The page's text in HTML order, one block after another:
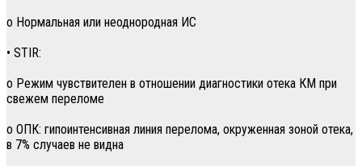
о Нормальная или неоднородная ИС
• STIR:
о Режим чувствителен в отношении диагностики отека КМ при
свежем переломе
о ОПК: гипоинтенсивная линия перелома, окруженная зоной отека,
в 7% случаев не видна